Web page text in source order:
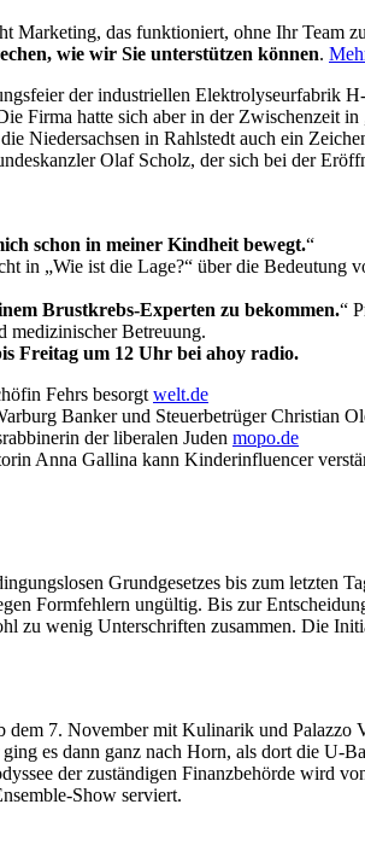
Marketing, das funktioniert, ohne Ihr Team
wie wir Sie unterstützen können.
der industriellen Elektrolyseurfabrik
Firma hatte sich aber in der Zwischenzeit
Niedersachsen in Rahlstedt auch ein
Olaf Scholz, der sich bei der
schon in meiner Kindheit bewegt.“
in „Wie ist die Lage?“ über die
Brustkrebs-Experten zu bekommen.“
medizinischer Betreuung.
Freitag um 12 Uhr bei ahoy radio.
Fehrs besorgt welt.de
Banker und Steuerbetrüger Christian
der liberalen Juden mopo.de
Anna Gallina kann Kinderinfluencer
Grundgesetzes bis zum letzten
Formfehlern ungültig. Bis zur
zu wenig Unterschriften zusammen. Die
dem 7. November mit Kulinarik und Palazzo
es dann ganz nach Horn, als dort die
der zuständigen Finanzbehörde wird
Show serviert.